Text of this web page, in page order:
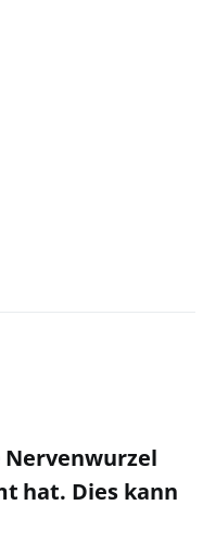
Nervenwurzel
hat. Dies kann